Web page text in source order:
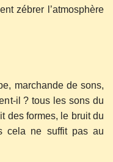
zébrer l’atmosphère
marchande de sons,
il ? tous les sons du
des formes, le bruit du
cela ne suffit pas au